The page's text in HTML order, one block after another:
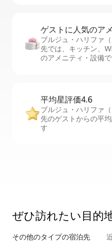
ゲストに人⁠気⁠のア⁠
ブルジュ・ハリファ
先では、キッチン、
のアメニティ・設備
平均星評価4.6
ブルジュ・ハリファ
先のゲストからの平
す
ぜひ訪⁠れ⁠た⁠い目⁠的⁠
その他のタ⁠イ⁠プ⁠の宿⁠泊⁠先